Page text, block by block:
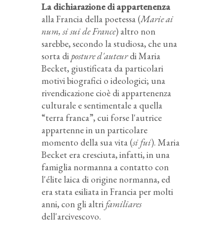
La dichiarazione di appartenenza
alla Francia della poetessa (Marie ai
num, si sui de France) altro non
sarebbe, secondo la studiosa, che una
sorta diposture d'auteurdi Maria
Becket, giustificata da particolari
motivi biografici o ideologici; una
rivendicazione cioè di appartenenza
culturale e sentimentale a quella
“terra franca”, cui forse l'autrice
appartenne in un particolare
momento della sua vita (si fui). Maria
Becket era cresciuta, infatti, in una
famiglia normanna a contatto con
l'élite laica di origine normanna, ed
era stata esiliata in Francia per molti
anni, con gli altri familiares
dell'arcivescovo.